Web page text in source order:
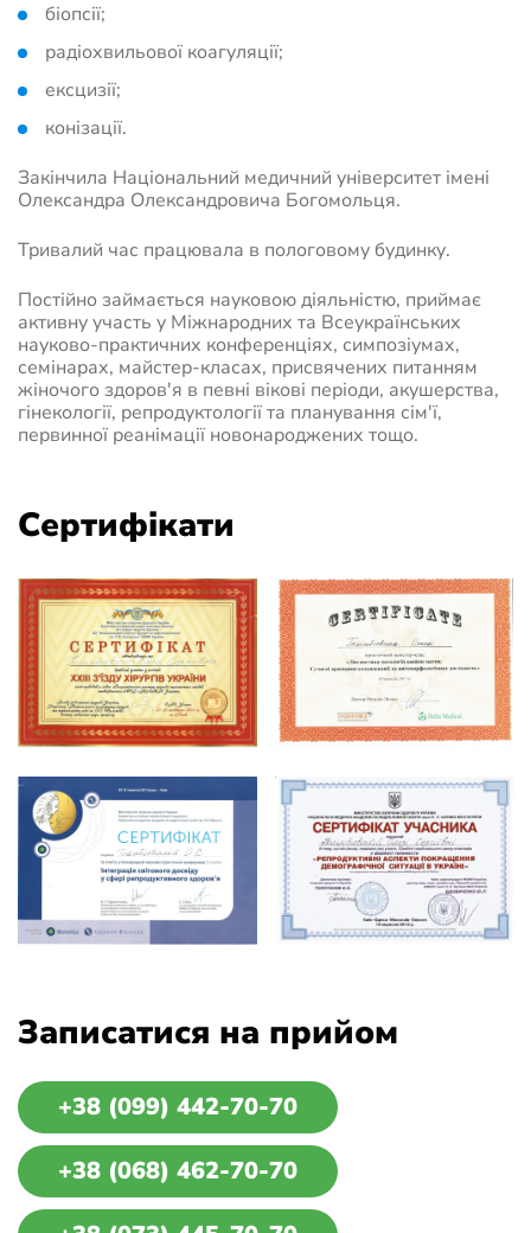
біопсії;
радіохвильової коагуляції;
ексцизії;
конізації.
Закінчила Національний медичний університет імені
Олександра Олександровича Богомольця.
Тривалий час працювала в пологовому будинку.
Постійно займається науковою діяльністю, приймає
активну участь у Міжнародних та Всеукраїнських
науково-практичних конференціях, симпозіумах,
семінарах, майстер-класах, присвячених питанням
жіночого здоров'я в певні вікові періоди, акушерства,
гінекології, репродуктології та планування сім'ї,
первинної реанімації новонароджених тощо.
Сертифікати
Записатися на прийом
+38 (099) 442-70-70
+38 (068) 462-70-70